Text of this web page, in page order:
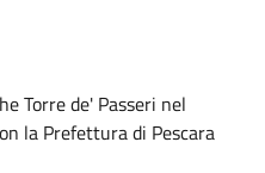
Torre de' Passeri nel
la Prefettura di Pescara